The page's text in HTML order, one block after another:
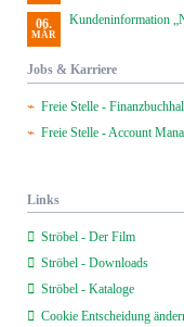
06.
MÄR
Kundeninformation
Jobs & Karriere
Freie Stelle -
Freie Stelle - Account
Links
Ströbel - Der Film
Ströbel - Downloads
Ströbel - Kataloge
Cookie Entscheidung